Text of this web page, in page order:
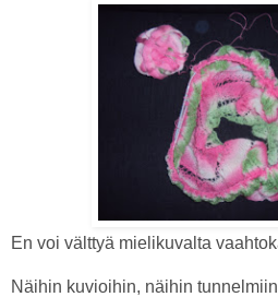
En voi välttyä mielikuvalta
Näihin kuvioihin, näihin